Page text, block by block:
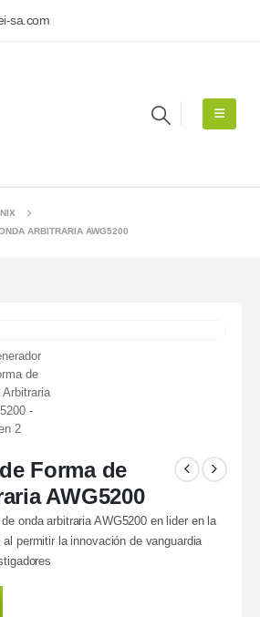
sa.com
ARBITRARIA AWG5200
Forma de
AWG5200
onda arbitraria AWG5200 en lider en la
permitir la innovación de vanguardia